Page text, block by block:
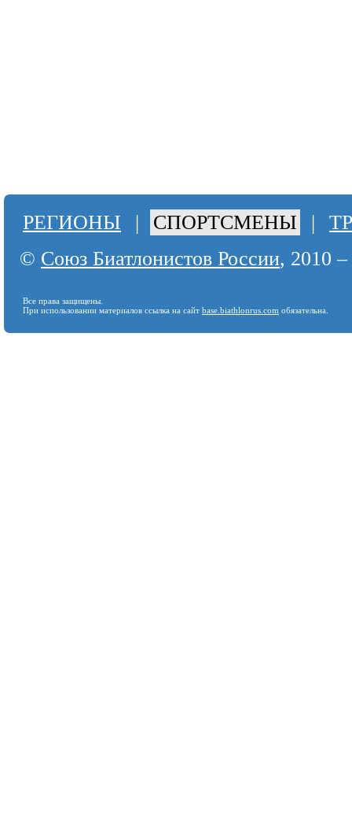
РЕГИОНЫ | СПОРТСМЕНЫ |
© Союз Биатлонистов России, 2010
Все права защищены.
При использовании материалов ссылка на сайт base.biathlonrus.com обязательна.